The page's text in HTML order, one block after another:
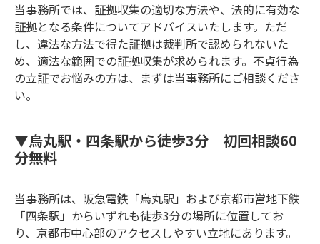
当事務所では、証拠収集の適切な方法や、法的に有効な
証拠となる条件についてアドバイスいたします。ただ
し、違法な方法で得た証拠は裁判所で認められないた
め、適法な範囲での証拠収集が求められます。不貞行為
の立証でお悩みの方は、まずは当事務所にご相談くださ
い。
▼烏丸駅・四条駅から徒歩3分｜初回相談60
分無料
当事務所は、阪急電鉄「烏丸駅」および京都市営地下鉄
「四条駅」からいずれも徒歩3分の場所に位置してお
り、京都市中心部のアクセスしやすい立地にあります。